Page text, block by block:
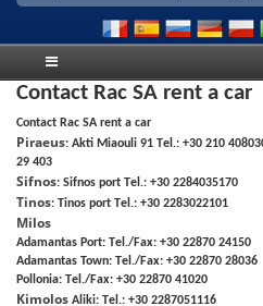
Contact Rac SA rent a car
Contact Rac SA rent a car
Piraeus: Akti Miaouli 91 Τel.: +30 210
29 403
Sifnos: Sifnos port Τel.: +30 2284035170
Tinos: Tinos port Τel.: +30 2283022101
Milos
Adamantas Port: Τel./Fax: +30 22870 24150
Adamantas Town: Τel./Fax: +30 22870 28036
Pollonia: Τel./Fax: +30 22870 41020
Kimolos Aliki: Τel.: +30 2287051116